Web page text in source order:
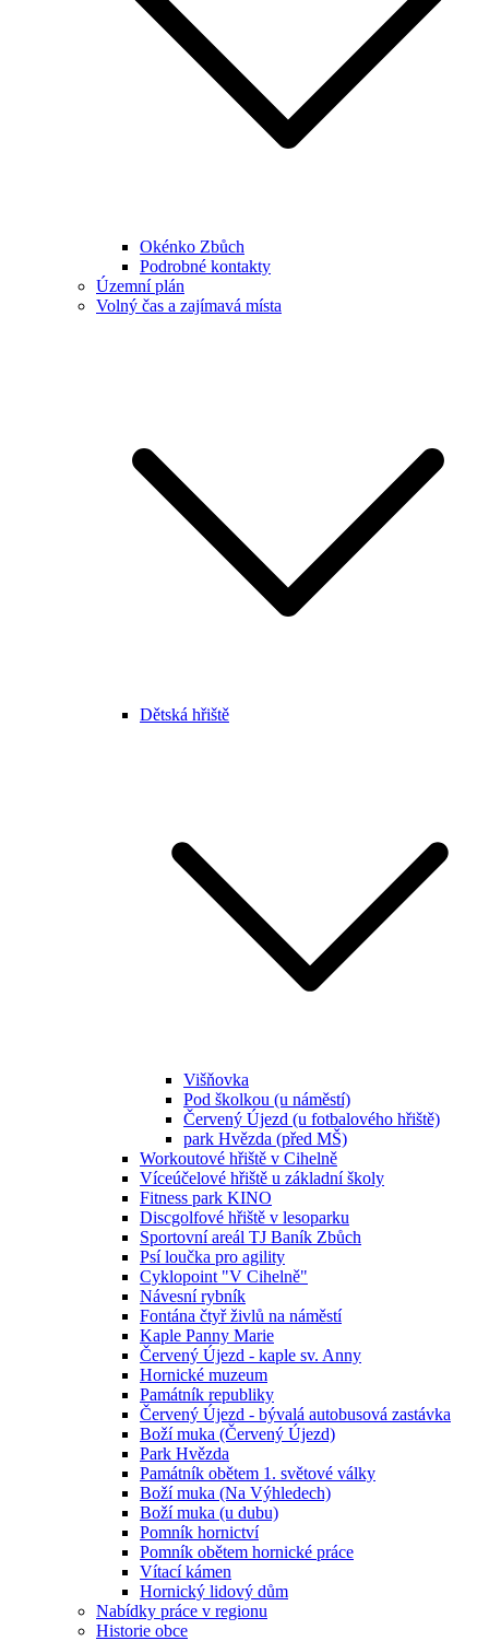
Okénko Zbůch
Podrobné kontakty
Územní plán
Volný čas a zajímavá místa
Dětská hřiště
Višňovka
Pod školkou (u náměstí)
Červený Újezd (u fotbalového hřiště)
park Hvězda (před MŠ)
Workoutové hřiště v Cihelně
Víceúčelové hřiště u základní školy
Fitness park KINO
Discgolfové hřiště v lesoparku
Sportovní areál TJ Baník Zbůch
Psí loučka pro agility
Cyklopoint "V Cihelně"
Návesní rybník
Fontána čtyř živlů na náměstí
Kaple Panny Marie
Červený Újezd - kaple sv. Anny
Hornické muzeum
Památník republiky
Červený Újezd - bývalá autobusová zastávka
Boží muka (Červený Újezd)
Park Hvězda
Památník obětem 1. světové války
Boží muka (Na Výhledech)
Boží muka (u dubu)
Pomník hornictví
Pomník obětem hornické práce
Vítací kámen
Hornický lidový dům
Nabídky práce v regionu
Historie obce